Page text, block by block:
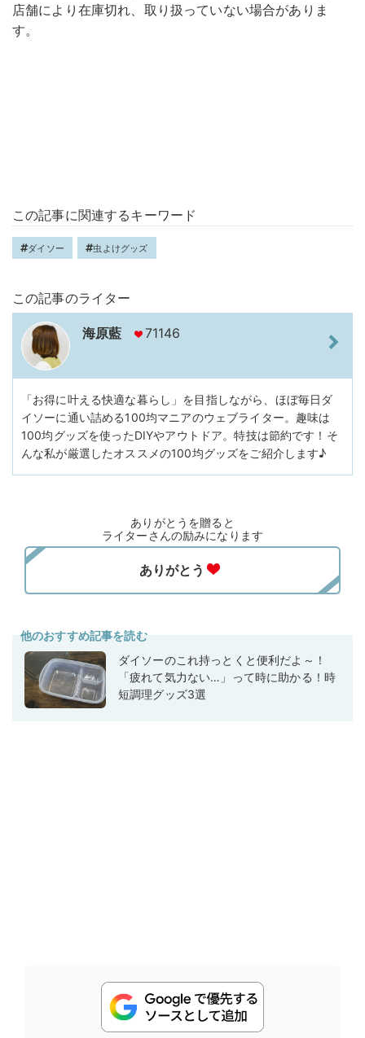
店舗により在庫切れ、取り扱っていない場合がありま
す。
この記事に関連するキーワード
ダイソー 虫よけグッズ
この記事のライター
海原藍 71146
「お得に叶える快適な暮らし」を目指しながら、ほぼ毎日ダ
イソーに通い詰める100均マニアのウェブライター。趣味は
100均グッズを使ったDIYやアウトドア。特技は節約です！そ
んな私が厳選したオススメの100均グッズをご紹介します♪
ありがとうを贈ると
ライターさんの励みになります
他のおすすめ記事を読む
ダイソーのこれ持っとくと便利だよ～！
「疲れて気力ない…」って時に助かる！時
短調理グッズ3選